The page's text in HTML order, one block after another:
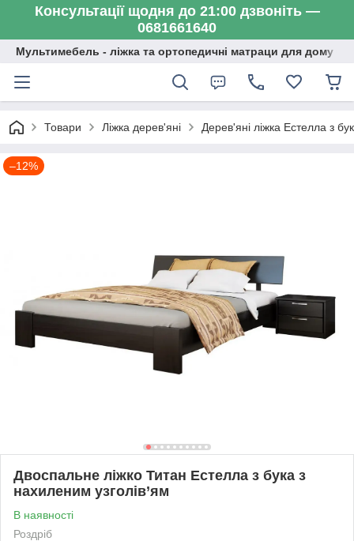
Консультації щодня до 21:00 дзвоніть —
0681661640
Мультимебель - ліжка та ортопедичні матраци для дому
Товари Ліжка дерев'яні Дерев'яні ліжка Естелла з
–12%
Двоспальне ліжко Титан Естелла з бука з
нахиленим узголів’ям
В наявності
Роздріб